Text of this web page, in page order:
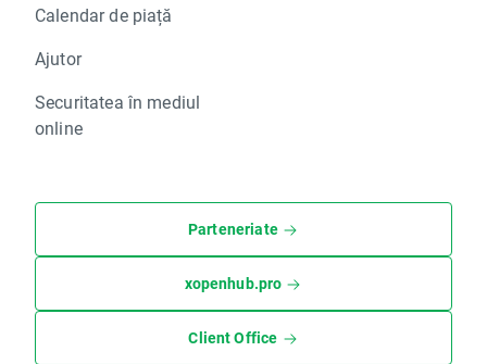
Calendar de piață
Ajutor
Securitatea în mediul
online
Parteneriate
xopenhub.pro
Client Office